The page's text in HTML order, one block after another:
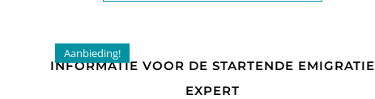
Aanbieding!
INFORMATIE VOOR DE STARTENDE EMIGRATIE
EXPERT